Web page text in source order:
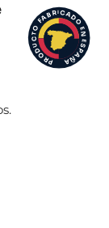
P
R
O
D
U
C
T
O
FABRICADO
E
N
E
S
P
A
Ñ
A